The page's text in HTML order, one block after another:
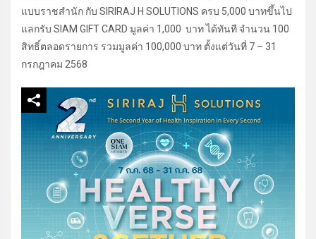
แบบราชสำนัก กับ SIRIRAJ H SOLUTIONS ครบ 5,000 บาทขึ้นไป
แลกรับ SIAM GIFT CARD มูลค่า 1,000 บาท ได้ทันที จำนวน 100
สิทธิ์ตลอดรายการ รวมมูลค่า 100,000 บาท ตั้งแต่วันที่ 7 – 31
กรกฎาคม 2568